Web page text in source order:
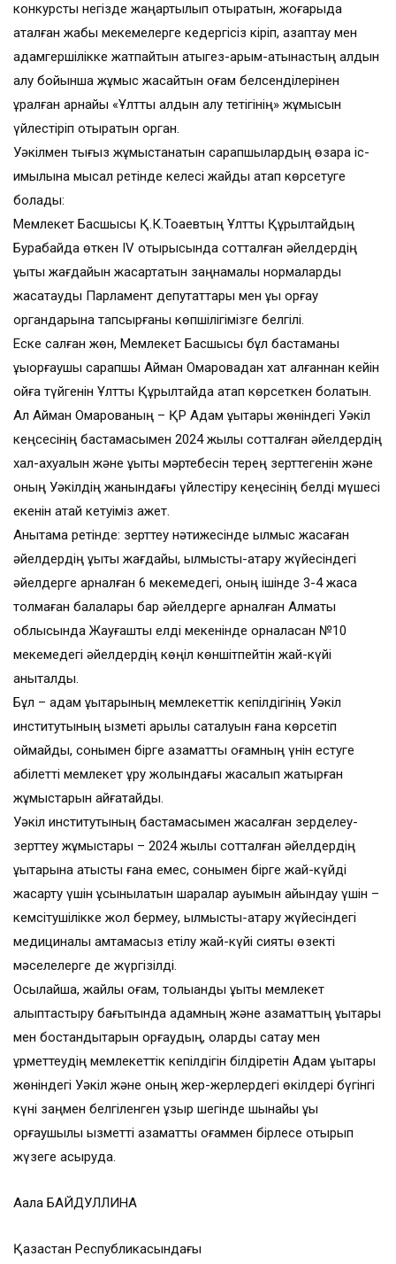
конкурстық негізде жаңартылып отыратын, жоғарыда
аталған жабық мекемелерге кедергісіз кіріп, азаптау мен
адамгершілікке жатпайтын қатыгез-қарым-қатынастың алдын
алу бойынша жұмыс жасайтын қоғам белсенділерінен
құралған арнайы «Ұлттық алдын алу тетігінің» жұмысын
үйлестіріп отыратын орган.
Уәкілмен тығыз жұмыстанатын сарапшылардың өзара іс-
қимылына мысал ретінде келесі жайды атап көрсетуге
болады:
Мемлекет Басшысы Қ.К.Тоқаевтың Ұлттық Құрылтайдың
Бурабайда өткен IV отырысында сотталған әйелдердің
құқықтық жағдайын жақсартатын заңнамалық нормаларды
жасақтауды Парламент депутаттары мен құқық қорғау
органдарына тапсырғаны көпшілігімізге белгілі.
Еске салған жөн, Мемлекет Басшысы бұл бастаманы
құқыққорғаушы сарапшы Айман Омаровадан хат алғаннан кейін
ойға түйгенін Ұлттық Құрылтайда атап көрсеткен болатын.
Ал Айман Омарованың – ҚР Адам құқықтары жөніндегі Уәкіл
кеңсесінің бастамасымен 2024 жылы сотталған әйелдердің
хал-ахуалын және құқықтық мәртебесін терең зерттегенін және
оның Уәкілдің жанындағы үйлестіру кеңесінің белді мүшесі
екенін атай кетуіміз қажет.
Анықтама ретінде: зерттеу нәтижесінде қылмыс жасаған
әйелдердің құқықтық жағдайы, қылмыстық-атқару жүйесіндегі
әйелдерге арналған 6 мекемедегі, оның ішінде 3-4 жасқа
толмаған балалары бар әйелдерге арналған Алматы
облысында Жауғашты елді мекенінде орналасқан №10
мекемедегі әйелдердің көңіл көншітпейтін жай-күйі
анықталды.
Бұл – адам құқықтарының мемлекеттік кепілдігінің Уәкіл
институтының қызметі арқылы сақталуын ғана көрсетіп
қоймайды, сонымен бірге азаматтық қоғамның үнін естуге
қабілетті мемлекет құру жолындағы жасалып жатырған
жұмыстарын айғақтайды.
Уәкіл институтының бастамасымен жасалған зерделеу-
зерттеу жұмыстары – 2024 жылы сотталған әйелдердің
құқықтарына қатысты ғана емес, сонымен бірге жай-күйді
жақсарту үшін ұсынылатын шаралар ауқымын айқындау үшін –
кемсітушілікке жол бермеу, қылмыстық-атқару жүйесіндегі
медициналық қамтамасыз етілу жай-күйі сияқты өзекті
мәселелерге де жүргізілді.
Осылайша, жайлы қоғам, толыққанды құқықтық мемлекет
қалыптастыру бағытында адамның және азаматтың құқықтары
мен бостандықтарын қорғаудың, оларды сақтау мен
құрметтеудің мемлекеттік кепілдігін білдіретін Адам құқықтары
жөніндегі Уәкіл және оның жер-жерлердегі өкілдері бүгінгі
күні заңмен белгіленген құзыр шегінде шынайы құқық
қорғаушылық қызметті азаматтық қоғаммен бірлесе отырып
жүзеге асыруда.
Аққалқа БАЙДУЛЛИНА
Қазақстан Республикасындағы